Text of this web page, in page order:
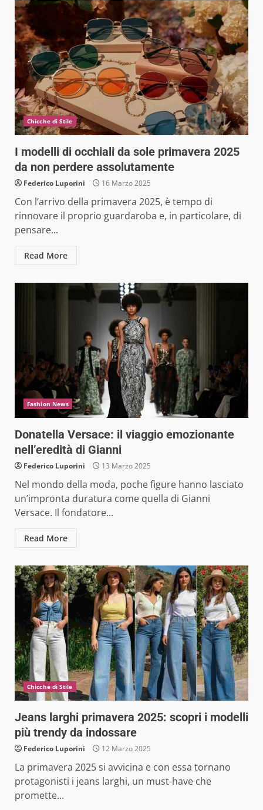
Chicche di Stile
I modelli di occhiali da sole primavera 2025
da non perdere assolutamente
Federico Luporini 16 Marzo 2025
Con l’arrivo della primavera 2025, è tempo di
rinnovare il proprio guardaroba e, in particolare, di
pensare...
Read More
Fashion News
Donatella Versace: il viaggio emozionante
nell’eredità di Gianni
Federico Luporini 13 Marzo 2025
Nel mondo della moda, poche figure hanno lasciato
un’impronta duratura come quella di Gianni
Versace. Il fondatore...
Read More
Chicche di Stile
Jeans larghi primavera 2025: scopri i modelli
più trendy da indossare
Federico Luporini 12 Marzo 2025
La primavera 2025 si avvicina e con essa tornano
protagonisti i jeans larghi, un must-have che
promette...